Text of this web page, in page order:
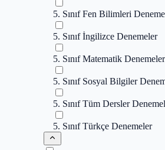
5. Sınıf Fen Bilimleri
5. Sınıf İngilizce Denemeler
5. Sınıf Matematik Denemeler
5. Sınıf Sosyal Bilgiler
5. Sınıf Tüm Dersler
5. Sınıf Türkçe Denemeler